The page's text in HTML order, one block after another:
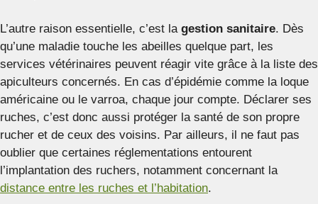
L’autre raison essentielle, c’est la gestion sanitaire. Dès
qu’une maladie touche les abeilles quelque part, les
services vétérinaires peuvent réagir vite grâce à la liste des
apiculteurs concernés. En cas d’épidémie comme la loque
américaine ou le varroa, chaque jour compte. Déclarer ses
ruches, c’est donc aussi protéger la santé de son propre
rucher et de ceux des voisins. Par ailleurs, il ne faut pas
oublier que certaines réglementations entourent
l’implantation des ruchers, notamment concernant la
distance entre les ruches et l’habitation.